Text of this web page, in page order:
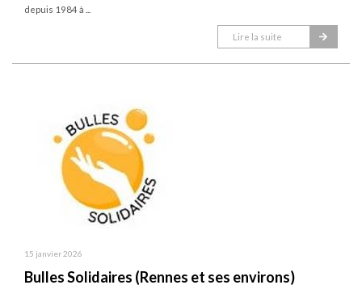
depuis 1984 à ...
Lire la suite
15 janvier 2026
Bulles Solidaires (Rennes et ses environs)